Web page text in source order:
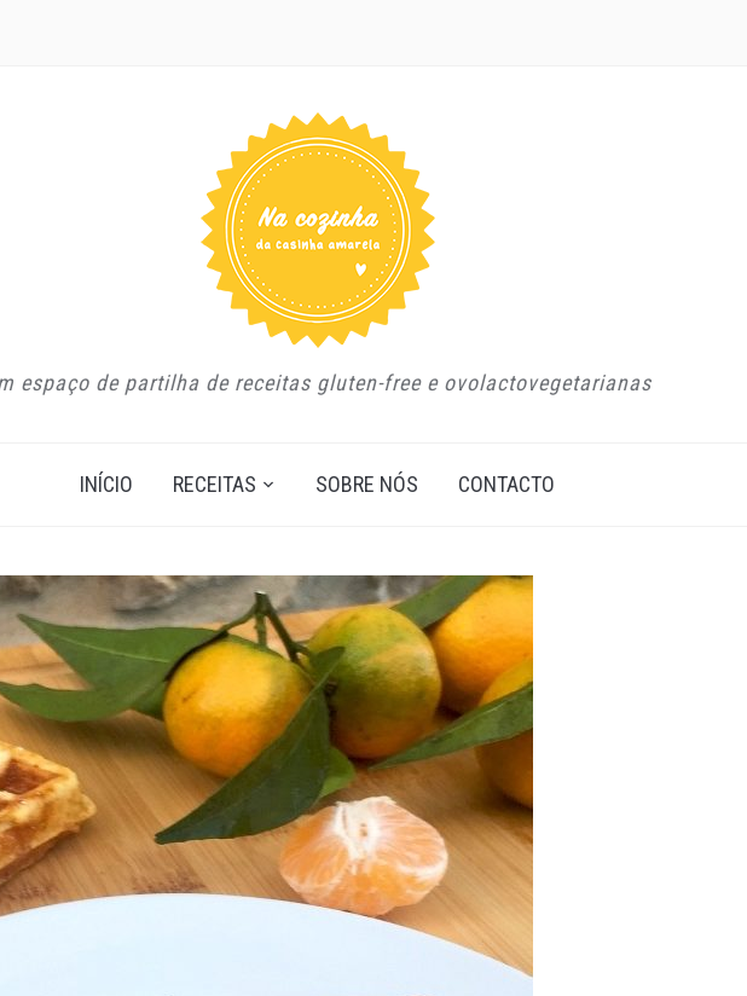
espaço de partilha de receitas gluten-free e ovolactovegetarianas
INÍCIO RECEITAS SOBRE NÓS CONTACTO